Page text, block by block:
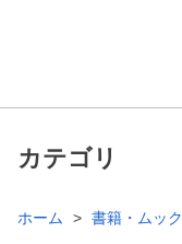
カテゴリ
ホーム 書籍・ムック